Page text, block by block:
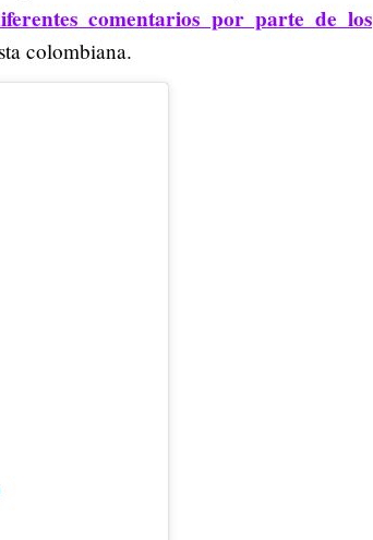
comentarios por parte de los
colombiana.